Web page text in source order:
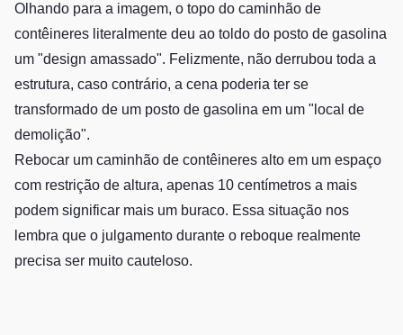
Olhando para a imagem, o topo do caminhão de
contêineres literalmente deu ao toldo do posto de gasolina
um "design amassado". Felizmente, não derrubou toda a
estrutura, caso contrário, a cena poderia ter se
transformado de um posto de gasolina em um "local de
demolição".
Rebocar um caminhão de contêineres alto em um espaço
com restrição de altura, apenas 10 centímetros a mais
podem significar mais um buraco. Essa situação nos
lembra que o julgamento durante o reboque realmente
precisa ser muito cauteloso.